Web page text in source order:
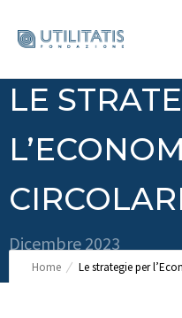
LE
Dicembre 2023
Home Le strategie per